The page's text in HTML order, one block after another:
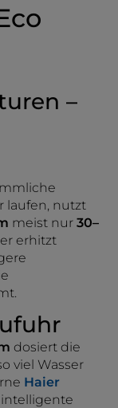
–
laufen, nutzt
meist nur 30–
erhitzt
dosiert die
viel Wasser
Haier